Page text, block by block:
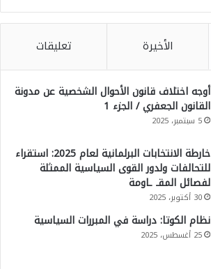
الأخيرة تعليقات
أوجه اختلاف قانون الأحوال الشخصية عن مدونة
القانون الجعفري / الجزء 1
5 سبتمبر، 2025
خارطة الانتخابات البرلمانية لعام 2025: استقراء
للتحالفات ولدور القوى السياسية الممثلة
لفصائل المقـ ـاومة
30 أكتوبر، 2025
نظام الكوتا: دراسة في المبررات السياسية
25 أغسطس، 2025